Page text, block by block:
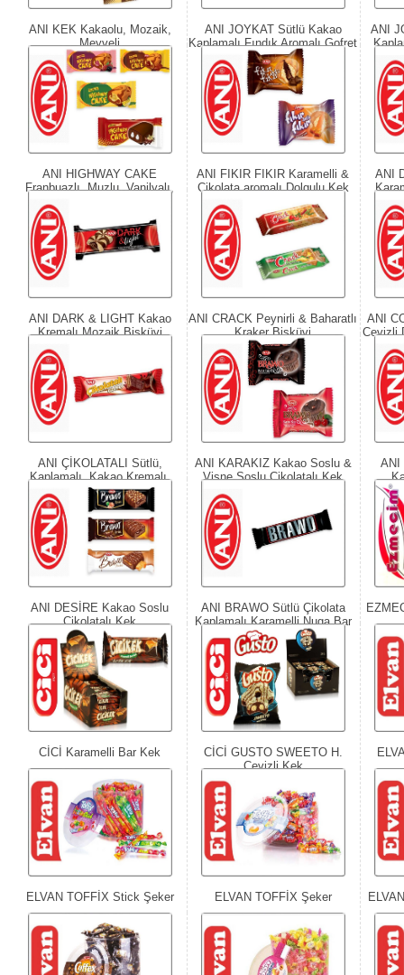
ANI KEK Kakaolu, Mozaik,
Meyveli
ANI JOYKAT Sütlü Kakao
Kaplamalı Fındık Aromalı Gofret
ANI
ANI HIGHWAY CAKE
Franbuazlı, Muzlu, Vanilyalı,
ANI FIKIR FIKIR Karamelli &
Çikolata aromalı Dolgulu Kek
ANI
ANI DARK & LIGHT Kakao
Kremalı Mozaik Bisküvi
ANI CRACK Peynirli & Baharatlı
Kraker Bisküvi
ANI
Cevizli
ANI ÇİKOLATALI Sütlü,
Kaplamalı, Kakao Kremalı,
Gofret
ANI KARAKIZ Kakao Soslu &
Vişne Soslu Çikolatalı Kek
ANI
ANI DESİRE Kakao Soslu
Çikolatalı Kek
ANI BRAWO Sütlü Çikolata
Kaplamalı Karamelli Nuga Bar
CİCİ Karamelli Bar Kek
CİCİ GUSTO SWEETO H.
Cevizli Kek
ELVAN TOFFİX Stick Şeker ELVAN TOFFİX Şeker